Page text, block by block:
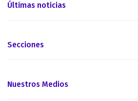
Últimas noticias
Secciones
Nuestros Medios